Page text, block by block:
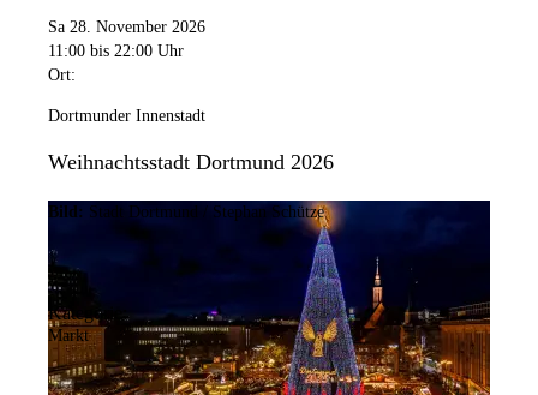
Sa 28. November 2026
11:00 bis 22:00 Uhr
Ort:
Dortmunder Innenstadt
Weihnachtsstadt Dortmund 2026
Bild: Stadt Dortmund / Stephan Schütze
Kategorie:
Markt